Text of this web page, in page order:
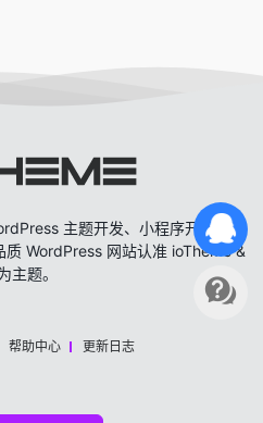
主题开发、小程序开发，提
WordPress 网站认准 ioTheme &
主题。
帮助中心 更新日志